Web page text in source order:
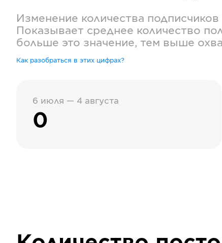
Изменение количества подписчиков
Показывает среднее количество
больше это значение, тем выше
Как разобраться в этих цифрах?
6 июля — 4 августа
0